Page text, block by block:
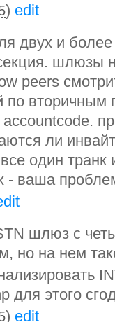
) edit
двух и более
шлюзы
peers
по вторичным
accountcode.
ли
один
- ваша
шлюз c
но на нем
для этого
) edit